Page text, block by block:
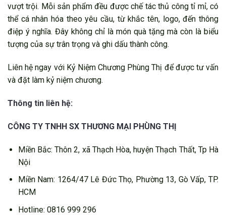
vượt trội. Mỗi sản phẩm đều được chế tác thủ công tỉ mỉ, có
thể cá nhân hóa theo yêu cầu, từ khắc tên, logo, đến thông
điệp ý nghĩa. Đây không chỉ là món quà tặng mà còn là biểu
tượng của sự trân trọng và ghi dấu thành công.
Liên hệ ngay với Kỷ Niệm Chương Phùng Thị để được tư vấn
và đặt làm kỷ niệm chương.
Thông tin liên hệ:
CÔNG TY TNHH SX THƯƠNG MẠI PHÙNG THỊ
Miền Bắc: Thôn 2, xã Thạch Hòa, huyện Thạch Thất, Tp Hà
Nội
Miền Nam: 1264/47 Lê Đức Thọ, Phường 13, Gò Vấp, TP.
HCM
Hotline: 0816 999 296